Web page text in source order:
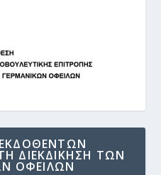
ΔΙΕΚΔΙΚΗΣΗ ΤΩΝ
ΟΦΕΙΛΩΝ